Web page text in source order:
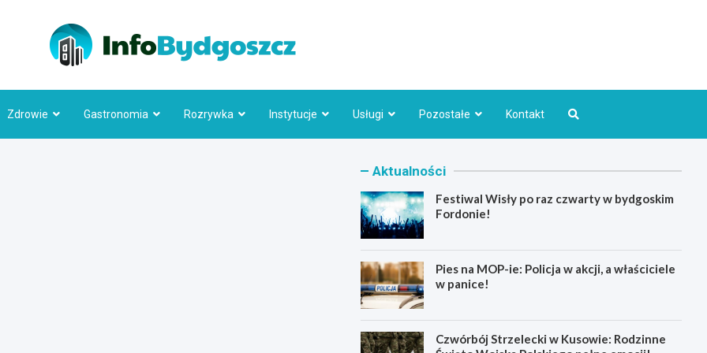
Zdrowie Gastronomia Rozrywka Instytucje Usługi Pozostałe Kontakt
Aktualności
Festiwal Wisły po raz czwarty w bydgoskim
Fordonie!
Pies na MOP-ie: Policja w akcji, a właściciele
w panice!
Czwórbój Strzelecki w Kusowie: Rodzinne